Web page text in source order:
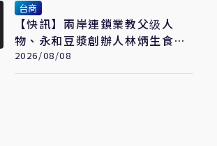
台商
【快訊】兩岸連鎖業教父级人
物、永和豆漿創辦人林炳生食道
癌病逝 享年70歲
2026/08/08